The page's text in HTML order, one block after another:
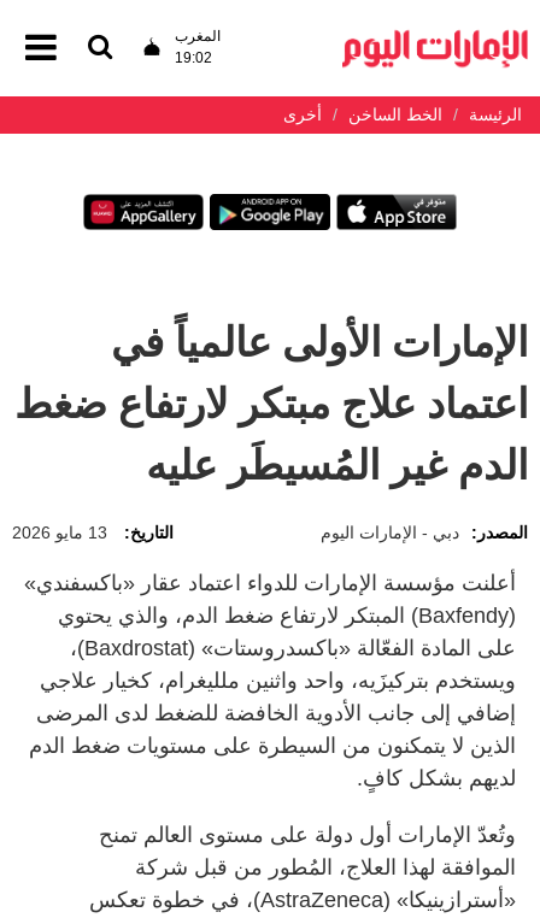
المغرب
19:02
الرئيسة الخط الساخن أخرى
الإمارات الأولى عالمياً في
اعتماد علاج مبتكر لارتفاع ضغط
الدم غير المُسيطَر عليه
المصدر: دبي - الإمارات اليوم التاريخ: 13 مايو 2026
أعلنت مؤسسة الإمارات للدواء اعتماد عقار «باكسفندي»
(Baxfendy) المبتكر لارتفاع ضغط الدم، والذي يحتوي
على المادة الفعّالة «باكسدروستات» (Baxdrostat)،
ويستخدم بتركيزَيه، واحد واثنين ملليغرام، كخيار علاجي
إضافي إلى جانب الأدوية الخافضة للضغط لدى المرضى
الذين لا يتمكنون من السيطرة على مستويات ضغط الدم
لديهم بشكل كافٍ.
وتُعدّ الإمارات أول دولة على مستوى العالم تمنح
الموافقة لهذا العلاج، المُطور من قبل شركة
«أسترازينيكا» (AstraZeneca)، في خطوة تعكس